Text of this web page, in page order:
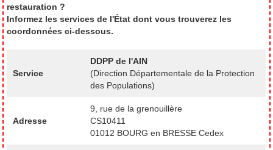
restauration ?
Informez les services de l'État dont vous trouverez les
coordonnées ci-dessous.
Service
DDPP de l'AIN
(Direction Départementale de la Protection
des Populations)
Adresse
9, rue de la grenouillère
CS10411
01012 BOURG en BRESSE Cedex